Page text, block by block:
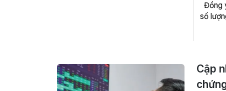
Đồng
số
Cập